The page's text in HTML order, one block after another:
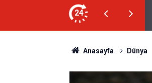
24
bu kelime ile saadet-i ebediye müjdesine
Anasayfa Dünya